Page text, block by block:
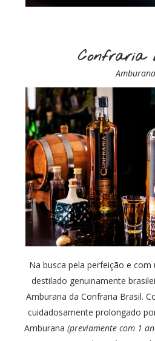
Confraria
Amburana
Na busca pela perfeição e
destilado genuinamente
Amburana da Confraria Brasil.
cuidadosamente prolongado
Amburana(previamente com 1